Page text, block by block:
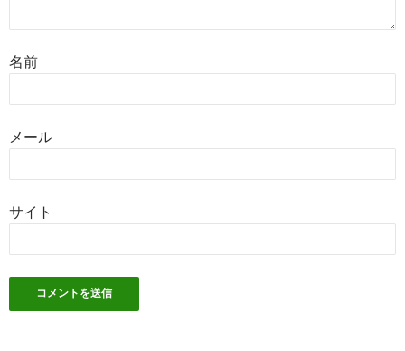
名前
メール
サイト